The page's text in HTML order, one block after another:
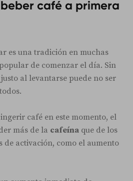
café a primera
es una tradición en muchas
de comenzar el día. Sin
al levantarse puede no ser
café en este momento, el
más de la cafeína que de los
de activación, como el aumento